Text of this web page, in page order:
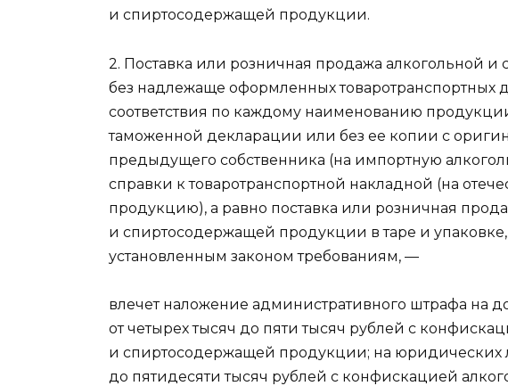
и спиртосодержащей продукции.
2. Поставка или розничная продажа алкогольной
без надлежаще оформленных товаротранспортных
соответствия по каждому наименованию
таможенной декларации или без ее копии с
предыдущего собственника (на импортную
справки к товаротранспортной накладной (на
продукцию), а равно поставка или розничная
и спиртосодержащей продукции в таре и
установленным законом требованиям, —
влечет наложение административного штрафа на
от четырех тысяч до пяти тысяч рублей с
и спиртосодержащей продукции; на юридических
до пятидесяти тысяч рублей с конфискацией